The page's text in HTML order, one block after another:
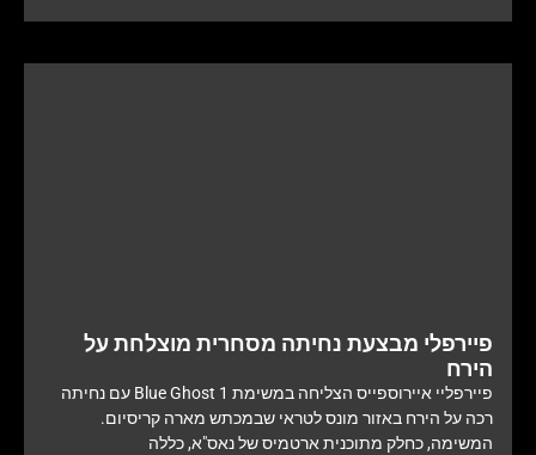
פיירפלי מבצעת נחיתה מסחרית מוצלחת על
הירח
פיירפליי איירוספייס הצליחה במשימת Blue Ghost 1 עם נחיתה
רכה על הירח באזור מונס לטראי שבמכתש מארה קריסיום.
המשימה, כחלק מתוכנית ארטמיס של נאס"א, כללה